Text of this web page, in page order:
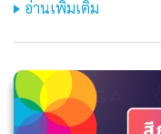
อ่านเพิ่มเติม